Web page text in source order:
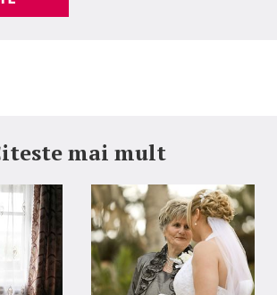
mai mult